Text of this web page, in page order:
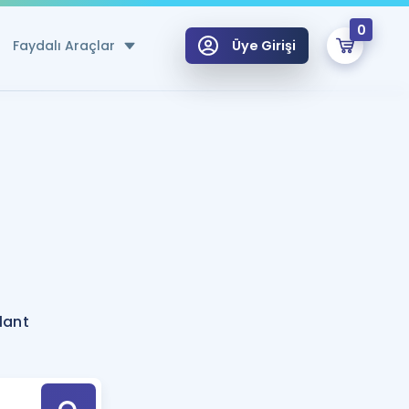
Faydalı Araçlar
Hesaplama Aracı
için Öneriler
Tek Takvimde
Üye Girişi
0
Hoca ile seni sınava hazırlayacak onlarca eğitim seni bekliyor!